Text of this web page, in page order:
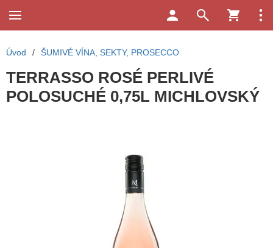
Úvod / ŠUMIVÉ VÍNA, SEKTY, PROSECCO
TERRASSO ROSÉ PERLIVÉ
POLOSUCHÉ 0,75L MICHLOVSKÝ